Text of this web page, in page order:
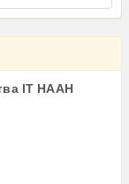
ІТ НААН